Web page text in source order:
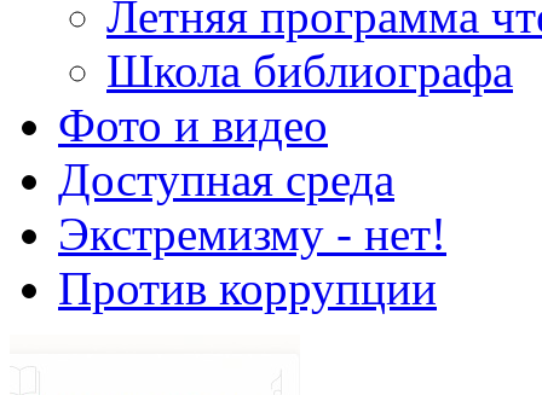
Летняя программа
Школа библиографа
Фото и видео
Доступная среда
Экстремизму - нет!
Против коррупции